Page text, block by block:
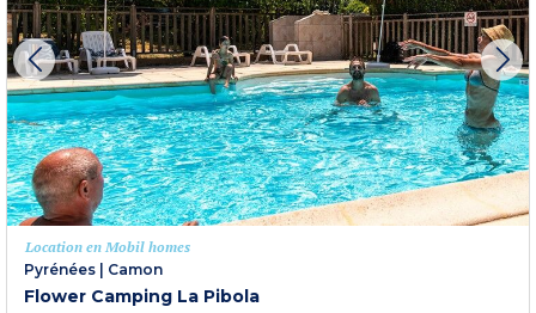
Location en Mobil homes
Pyrénées
Camon
Flower Camping La Pibola